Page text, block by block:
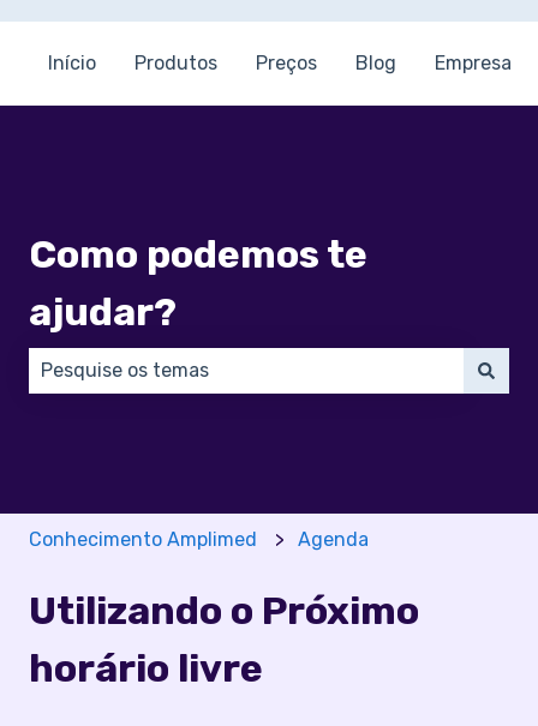
Início Produtos Preços Blog Empresa
Como podemos te
ajudar?
Conhecimento Amplimed Agenda
Utilizando o Próximo
horário livre